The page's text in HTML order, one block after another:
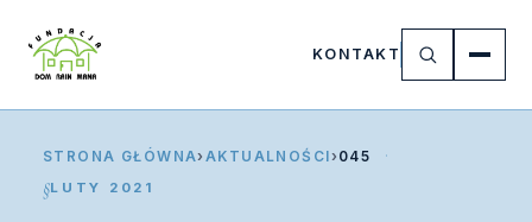
KONTAKT
STRONA GŁÓWNA› AKTUALNOŚCI › 045
LUTY 2021